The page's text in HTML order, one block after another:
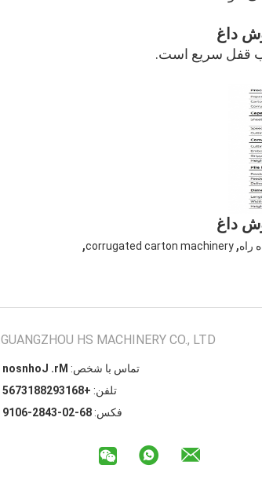
داغ
قفل سریع است.
داغ
راه,
corrugated carton machinery
,
GUANGZHOU HS MACHINERY CO., LTD.
تماس با شخص: Mr. Johnson
تلفن: +8613928813765
فکس: 86-20-3482-6019